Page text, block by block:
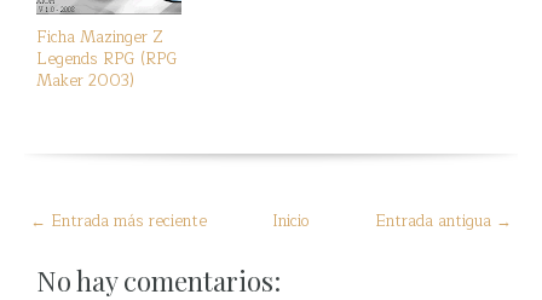
Ficha Mazinger Z
Legends RPG (RPG
Maker 2003)
← Entrada más reciente Entrada antigua →
Inicio
No hay comentarios: